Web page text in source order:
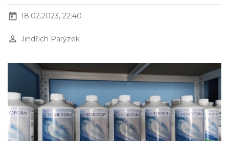
today 18.02.2023, 22:40
perm_identity Jindřich Parýzek